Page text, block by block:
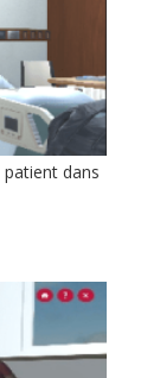
dans